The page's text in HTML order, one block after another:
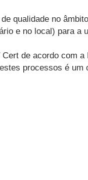
qualidade no
e no local) para a
de acordo com
processos é um